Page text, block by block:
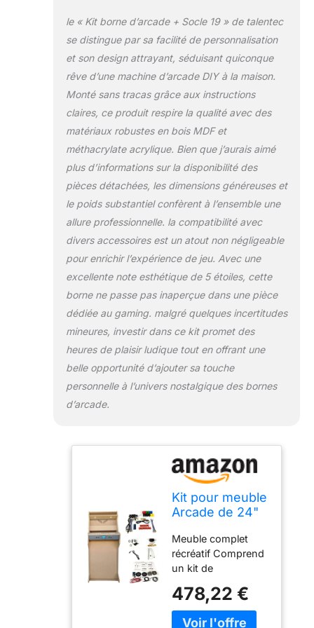
le « Kit borne d’arcade + Socle 19 » de talentec
se distingue par sa facilité de personnalisation
et son design attrayant, séduisant quiconque
rêve d’une machine d’arcade DIY à la maison.
Monté sans tracas grâce aux instructions
claires, ce produit respire la qualité avec des
matériaux robustes en bois MDF et
méthacrylate acrylique. Bien que j’aurais aimé
plus d’informations sur la disponibilité des
pièces détachées, les dimensions généreuses et
le poids substantiel confèrent à l’ensemble une
allure professionnelle. la compatibilité avec
divers accessoires est un atout non négligeable
pour enrichir l’expérience de jeu. Avec une
excellente note esthétique de 5 étoiles, cette
borne ne passe pas inaperçue dans une pièce
dédiée au gaming. malgré quelques incertitudes
mineures, investir dans ce kit promet des
heures de plaisir ludique tout en offrant une
belle opportunité d’ajouter sa touche
personnelle à l’univers nostalgique des bornes
d’arcade.
Kit pour meuble
Arcade de 24"
méthacrylate
acrylique +
composants.
Boutons de 28
mm et joystick
de type
Meuble complet
récréatif Comprend
un kit de
sonore,
commandes,
478,22 €